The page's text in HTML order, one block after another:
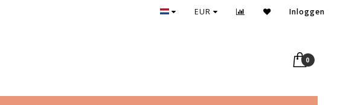
Persoonlijk advies, óók online
EUR Inloggen
0